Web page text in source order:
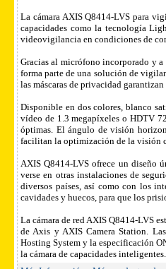
La cámara AXIS Q8414-LVS para
capacidades como la tecnología
videovigilancia en condiciones de
Gracias al micrófono incorporado y
forma parte de una solución de
las máscaras de privacidad
Disponible en dos colores, blanco
vídeo de 1.3 megapíxeles o HDTV
óptimas. El ángulo de visión
facilitan la optimización de la visión
AXIS Q8414-LVS ofrece un diseño
verse en otras instalaciones de
diversos países, así como con los
cavidades y huecos, para que los
La cámara de red AXIS Q8414-LVS
de Axis y AXIS Camera Station.
Hosting System y la especificación
la cámara de capacidades inteligentes.